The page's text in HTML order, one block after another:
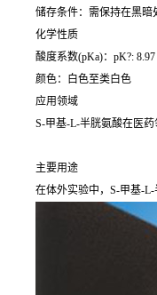
储存条件：需保持在黑暗
化学性质
酸度系数(pKa)：pK?: 8.97
颜色：白色至类白色
应用领域
S-甲基-L-半胱氨酸在医
主要用途
在体外实验中，S-甲基-